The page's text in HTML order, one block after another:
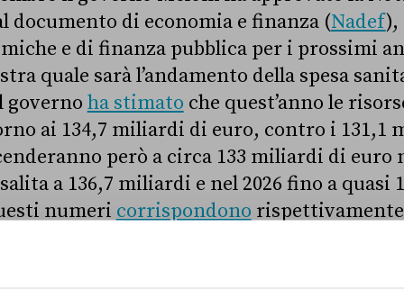
documento di economia e finanza (Nadef),
e di finanza pubblica per i prossimi
quale sarà l’andamento della spesa
governo ha stimato che quest’anno le
ai 134,7 miliardi di euro, contro i 131,1
però a circa 133 miliardi di euro
a 136,7 miliardi e nel 2026 fino a quasi
numeri corrispondono rispettivamente
2023, al 6,2 per cento sia nel 2024 sia nel